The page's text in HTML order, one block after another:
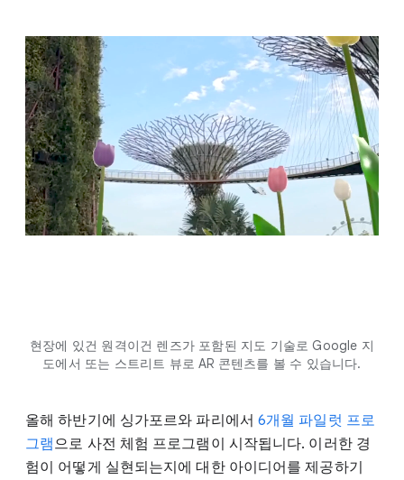
현장에 있건 원격이건 렌즈가 포함된 지도 기술로 Google 지
도에서 또는 스트리트 뷰로 AR 콘텐츠를 볼 수 있습니다.
올해 하반기에 싱가포르와 파리에서 6개월 파일럿 프로
그램으로 사전 체험 프로그램이 시작됩니다. 이러한 경
험이 어떻게 실현되는지에 대한 아이디어를 제공하기